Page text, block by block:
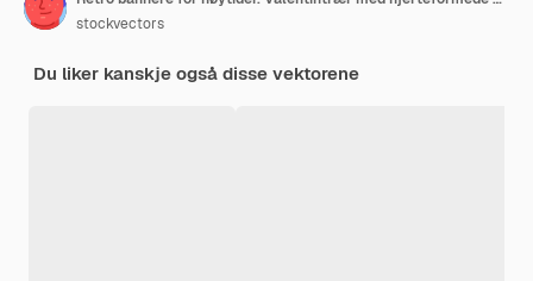
stockvectors
Du liker kanskje også disse vektorene